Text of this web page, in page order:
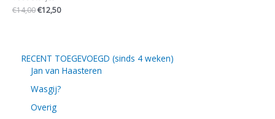
€14,00€12,50
RECENT TOEGEVOEGD (sinds 4 weken)
Jan van Haasteren
Wasgij?
Overig